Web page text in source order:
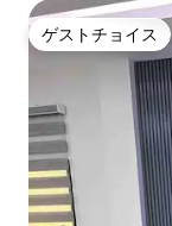
ゲストチョイス
ゲストチョイス